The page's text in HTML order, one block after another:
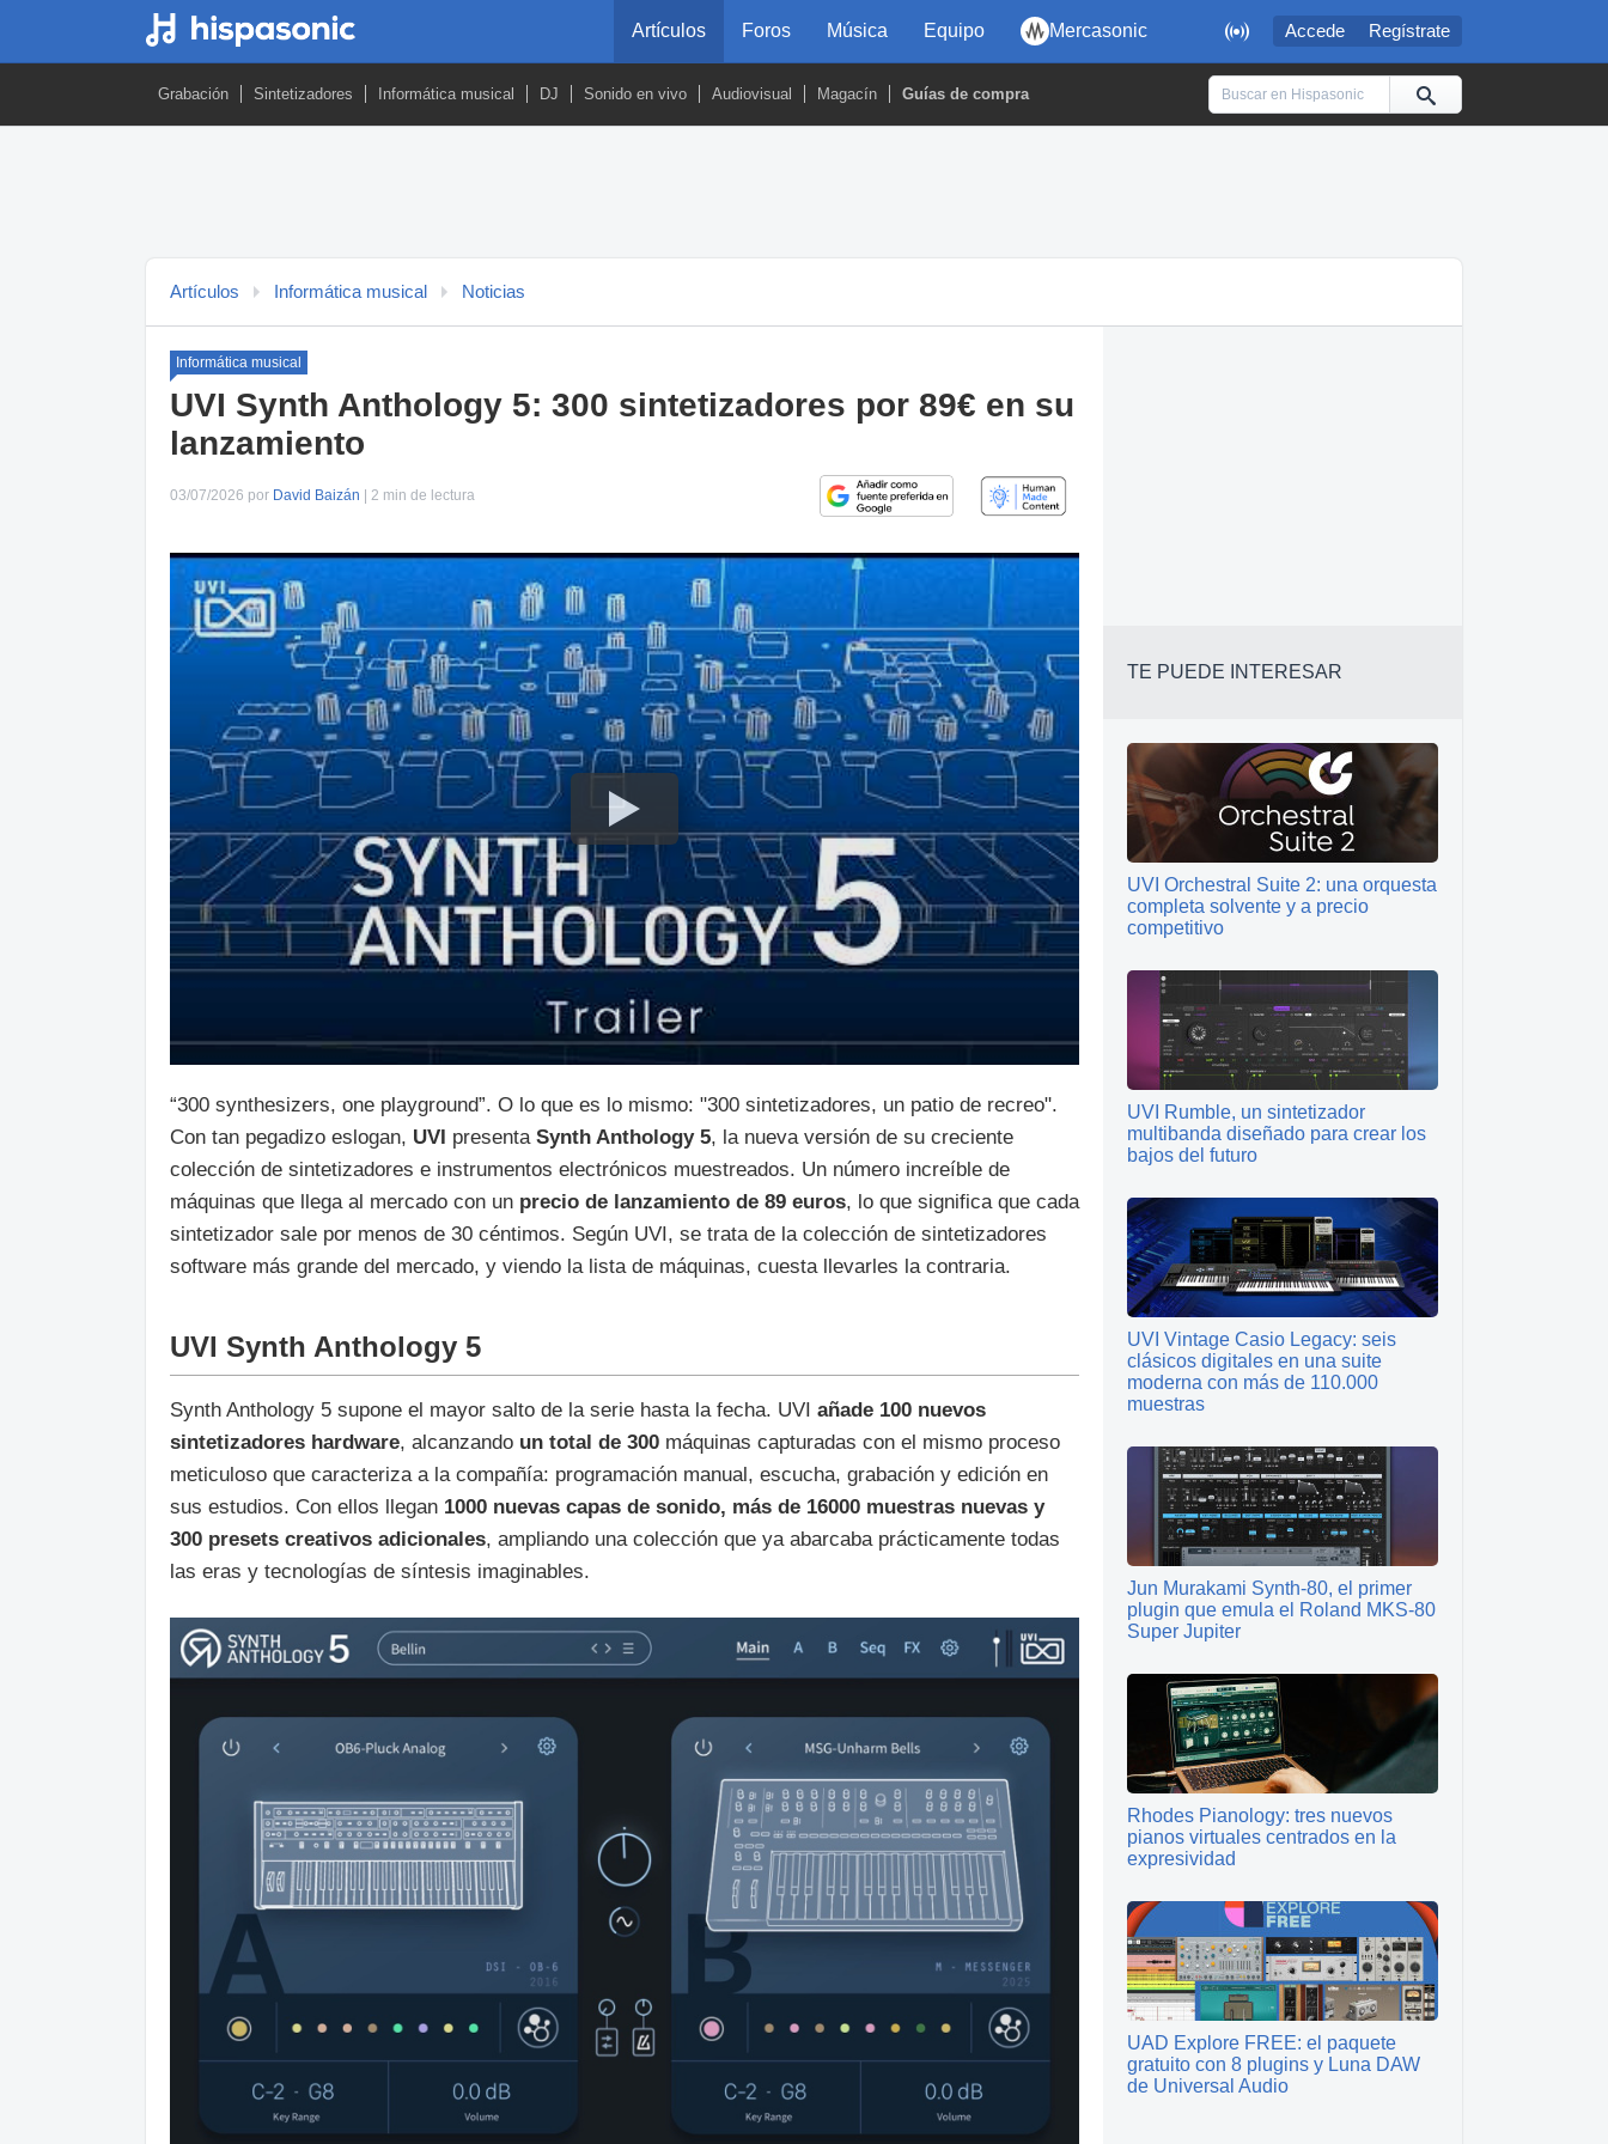
 Accede Regístrate
Artículos Foros Música Equipo Mercasonic
Grabación Sintetizadores Informática musical DJ Sonido en vivo Audiovisual Magacín Guías de compra
Artículos Informática musical Noticias
Informática musical
UVI Synth Anthology 5: 300 sintetizadores por 89€ en su
lanzamiento
03/07/2026 por David Baizán | 2 min de lectura
“300 synthesizers, one playground”. O lo que es lo mismo: "300 sintetizadores, un patio de recreo".
Con tan pegadizo eslogan, UVI presenta Synth Anthology 5, la nueva versión de su creciente
colección de sintetizadores e instrumentos electrónicos muestreados. Un número increíble de
máquinas que llega al mercado con un precio de lanzamiento de 89 euros, lo que significa que cada
sintetizador sale por menos de 30 céntimos. Según UVI, se trata de la colección de sintetizadores
software más grande del mercado, y viendo la lista de máquinas, cuesta llevarles la contraria.
UVI Synth Anthology 5
Synth Anthology 5 supone el mayor salto de la serie hasta la fecha. UVI añade 100 nuevos
sintetizadores hardware, alcanzando un total de 300 máquinas capturadas con el mismo proceso
meticuloso que caracteriza a la compañía: programación manual, escucha, grabación y edición en
sus estudios. Con ellos llegan 1000 nuevas capas de sonido, más de 16000 muestras nuevas y
300 presets creativos adicionales, ampliando una colección que ya abarcaba prácticamente todas
las eras y tecnologías de síntesis imaginables.
TE PUEDE INTERESAR
UVI Orchestral Suite 2: una orquesta
completa solvente y a precio
competitivo
UVI Rumble, un sintetizador
multibanda diseñado para crear los
bajos del futuro
UVI Vintage Casio Legacy: seis
clásicos digitales en una suite
moderna con más de 110.000
muestras
Jun Murakami Synth‑80, el primer
plugin que emula el Roland MKS‑80
Super Jupiter
Rhodes Pianology: tres nuevos
pianos virtuales centrados en la
expresividad
UAD Explore FREE: el paquete
gratuito con 8 plugins y Luna DAW
de Universal Audio